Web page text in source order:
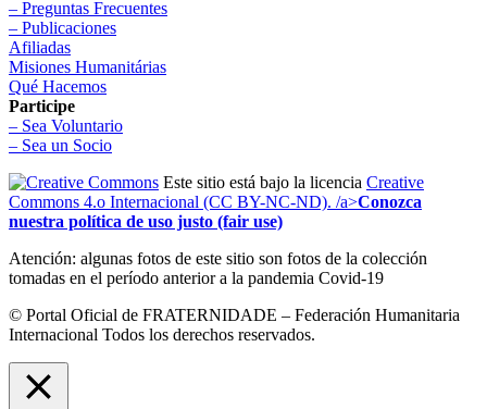
– Preguntas Frecuentes
– Publicaciones
Afiliadas
Misiones Humanitárias
Qué Hacemos
Participe
– Sea Voluntario
– Sea un Socio
Este sitio está bajo la licencia Creative
Commons 4.o Internacional (CC BY-NC-ND). /a>Conozca
nuestra política de uso justo (fair use)
Atención: algunas fotos de este sitio son fotos de la colección
tomadas en el período anterior a la pandemia Covid-19
© Portal Oficial de FRATERNIDADE – Federación Humanitaria
Internacional Todos los derechos reservados.